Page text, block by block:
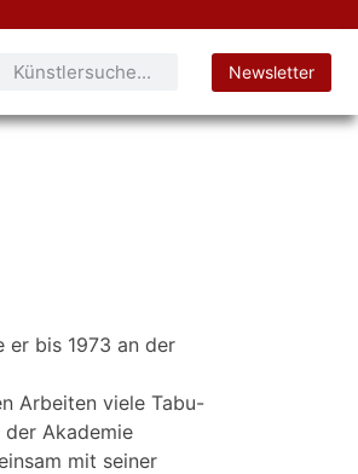
Newsletter
er bis 1973 an der
Arbeiten viele Tabu-
Akademie
mit seiner